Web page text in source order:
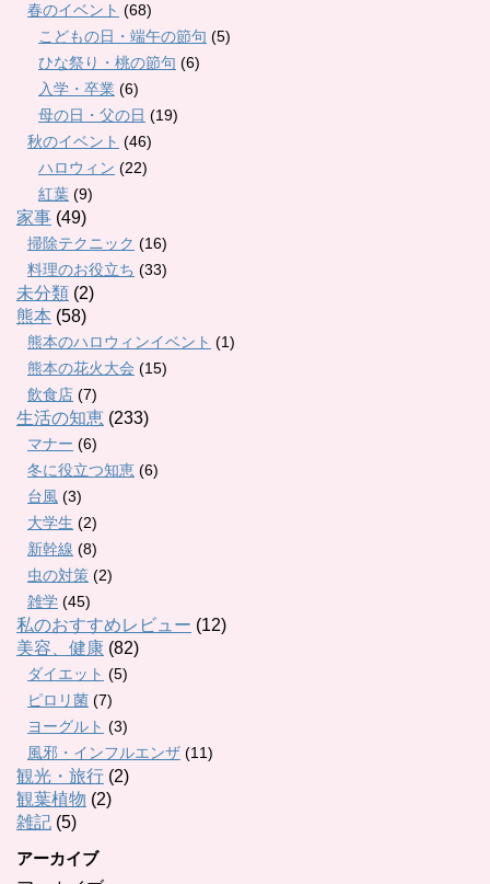
春のイベント (68)
こどもの日・端午の節句 (5)
ひな祭り・桃の節句 (6)
入学・卒業 (6)
母の日・父の日 (19)
秋のイベント (46)
ハロウィン (22)
紅葉 (9)
家事 (49)
掃除テクニック (16)
料理のお役立ち (33)
未分類 (2)
熊本 (58)
熊本のハロウィンイベント (1)
熊本の花火大会 (15)
飲食店 (7)
生活の知恵 (233)
マナー (6)
冬に役立つ知恵 (6)
台風 (3)
大学生 (2)
新幹線 (8)
虫の対策 (2)
雑学 (45)
私のおすすめレビュー (12)
美容、健康 (82)
ダイエット (5)
ピロリ菌 (7)
ヨーグルト (3)
風邪・インフルエンザ (11)
観光・旅行 (2)
観葉植物 (2)
雑記 (5)
アーカイブ